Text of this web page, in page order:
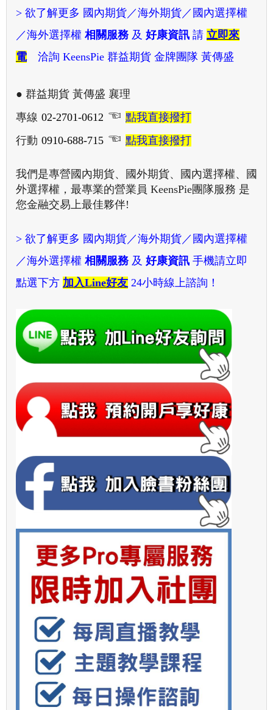
> 欲了解更多 國內期貨／海外期貨／國內選擇權
／海外選擇權 相關服務 及 好康資訊 請 立即來
電
洽詢 KeensPie 群益期貨 金牌團隊 黃傳盛
● 群益期貨 黃傳盛 襄理
專線 02-2701-0612 ☜ 點我直接撥打
行動 0910-688-715 ☜ 點我直接撥打
我們是專營國內期貨、國外期貨、國內選擇權、國
外選擇權，最專業的營業員 KeensPie團隊服務 是
您金融交易上最佳夥伴!
> 欲了解更多 國內期貨／海外期貨／國內選擇權
／海外選擇權 相關服務 及 好康資訊 手機請立即
點選下方 加入Line好友 24小時線上諮詢！